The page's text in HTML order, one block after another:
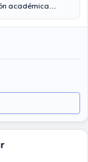
académica
muchos años de
médicas.
innumerables
continua en su
artículos.